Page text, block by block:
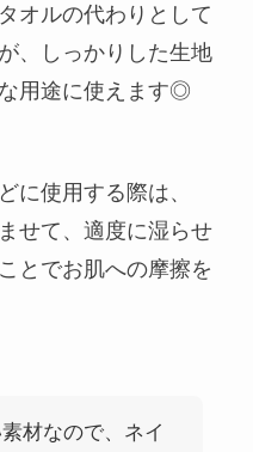
オルの代わりとして
、しっかりした生地
用途に使えます◎
に使用する際は、
せて、適度に湿らせ
とでお肌への摩擦を
材なので、ネイ